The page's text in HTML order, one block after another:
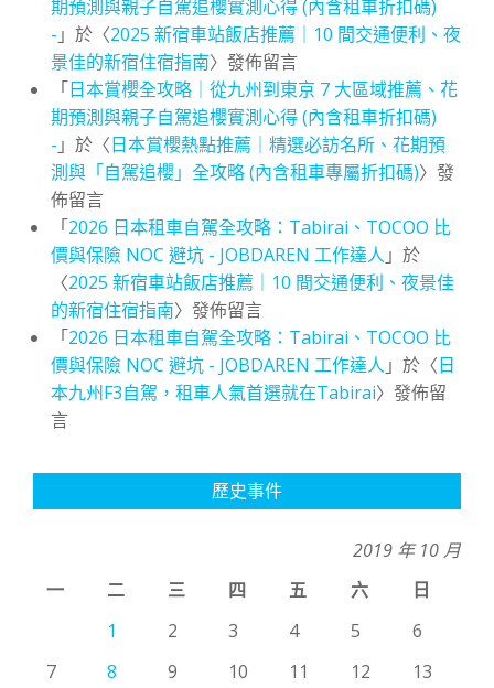
期預測與親子自駕追櫻實測心得 (內含租車折扣碼)
- 」於〈2025 新宿車站飯店推薦｜10 間交通便利、夜
景佳的新宿住宿指南〉發佈留言
「日本賞櫻全攻略｜從九州到東京 7 大區域推薦、花
期預測與親子自駕追櫻實測心得 (內含租車折扣碼)
- 」於〈日本賞櫻熱點推薦｜精選必訪名所、花期預
測與「自駕追櫻」全攻略 (內含租車專屬折扣碼)〉發
佈留言
「2026 日本租車自駕全攻略：Tabirai、TOCOO 比
價與保險 NOC 避坑 - JOBDAREN 工作達人 」於
〈2025 新宿車站飯店推薦｜10 間交通便利、夜景佳
的新宿住宿指南〉發佈留言
「2026 日本租車自駕全攻略：Tabirai、TOCOO 比
價與保險 NOC 避坑 - JOBDAREN 工作達人 」於〈日
本九州F3自駕，租車人氣首選就在Tabirai〉發佈留
言
歷史事件
2019 年 10 月
一
二 三 四 五 六
日
1
2 3 4 5
6
7
8 9 10 11 12
13